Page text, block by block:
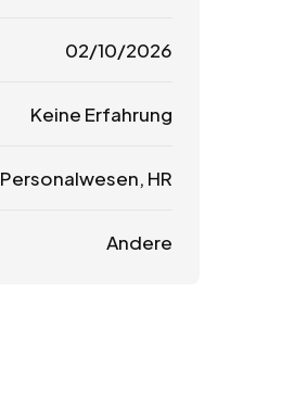
02/10/2026
Keine Erfahrung
Personalwesen, HR
Andere